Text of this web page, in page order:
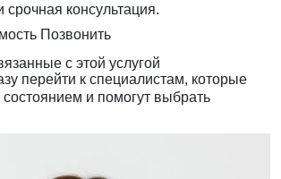
срочная консультация.
Позвонить
с этой услугой
перейти к специалистам, которые
и помогут выбрать